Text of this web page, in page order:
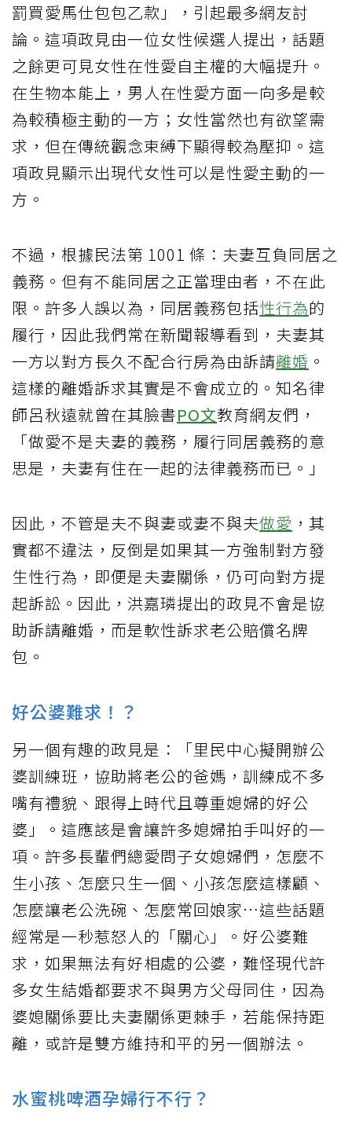
罰買愛馬仕包包乙款」，引起最多網友討
論。這項政見由一位女性候選人提出，話題
之餘更可見女性在性愛自主權的大幅提升。
在生物本能上，男人在性愛方面一向多是較
為較積極主動的一方；女性當然也有欲望需
求，但在傳統觀念束縛下顯得較為壓抑。這
項政見顯示出現代女性可以是性愛主動的一
方。
不過，根據民法第 1001 條：夫妻互負同居之
義務。但有不能同居之正當理由者，不在此
限。許多人誤以為，同居義務包括性行為的
履行，因此我們常在新聞報導看到，夫妻其
一方以對方長久不配合行房為由訴請離婚 。
這樣的離婚訴求其實是不會成立的。知名律
師呂秋遠就曾在其臉書PO文教育網友們，
「做愛不是夫妻的義務，履行同居義務的意
思是，夫妻有住在一起的法律義務而已。」
因此，不管是夫不與妻或妻不與夫做愛 ，其
實都不違法，反倒是如果其一方強制對方發
生性行為，即便是夫妻關係，仍可向對方提
起訴訟。因此，洪嘉璘提出的政見不會是協
助訴請離婚，而是軟性訴求老公賠償名牌
包。
好公婆難求！？
另一個有趣的政見是：「里民中心擬開辦公
婆訓練班，協助將老公的爸媽，訓練成不多
嘴有禮貌、跟得上時代且尊重媳婦的好公
婆」。這應該是會讓許多媳婦拍手叫好的一
項。許多長輩們總愛問子女媳婦們，怎麼不
生小孩、怎麼只生一個、小孩怎麼這樣顧、
怎麼讓老公洗碗、怎麼常回娘家…這些話題
經常是一秒惹怒人的「關心」。好公婆難
求，如果無法有好相處的公婆，難怪現代許
多女生結婚都要求不與男方父母同住，因為
婆媳關係要比夫妻關係更棘手，若能保持距
離，或許是雙方維持和平的另一個辦法。
水蜜桃啤酒孕婦行不行？